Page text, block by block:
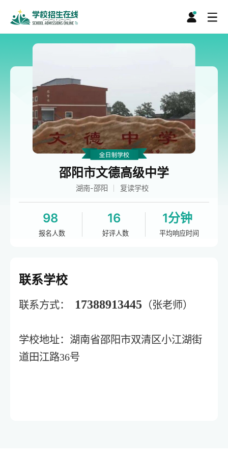
邵阳市文德高级中学
湖南-邵阳 复读学校
98
报名人数
16
好评人数
1分钟
平均响应时间
联系学校
联系方式： 17388913445 （张老师）
学校地址：湖南省邵阳市双清区小江湖街
道田江路36号